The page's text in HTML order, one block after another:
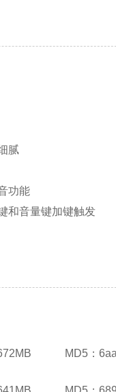
腻
功能
和音量键加键触发
MD5：